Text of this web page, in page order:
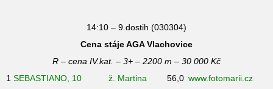
14:10 – 9.dostih (030304)
Cena stáje AGA Vlachovice
R – cena IV.kat. – 3+ – 2200 m – 30 000 Kč
1 SEBASTIANO, 10
ž. Martina
56,0 www.fotomarii.cz